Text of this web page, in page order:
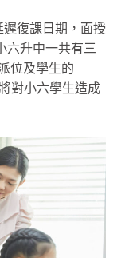
復課日期，面授
六升中一共有三
位及學生的
對小六學生造成